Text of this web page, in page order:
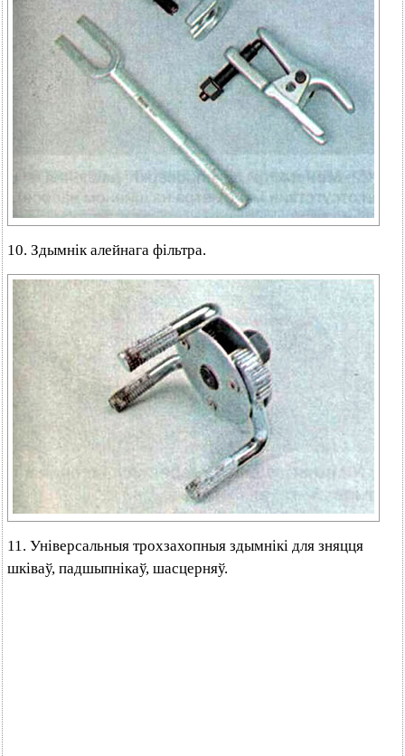
10. Здымнік алейнага фільтра.
11. Універсальныя трохзахопныя здымнікі для зняцця
шківаў, падшыпнікаў, шасцерняў.